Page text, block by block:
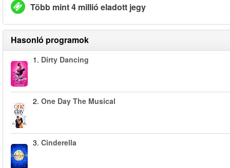
Több mint 4 millió eladott jegy
Hasonló programok
1. Dirty Dancing
2. One Day The Musical
3. Cinderella